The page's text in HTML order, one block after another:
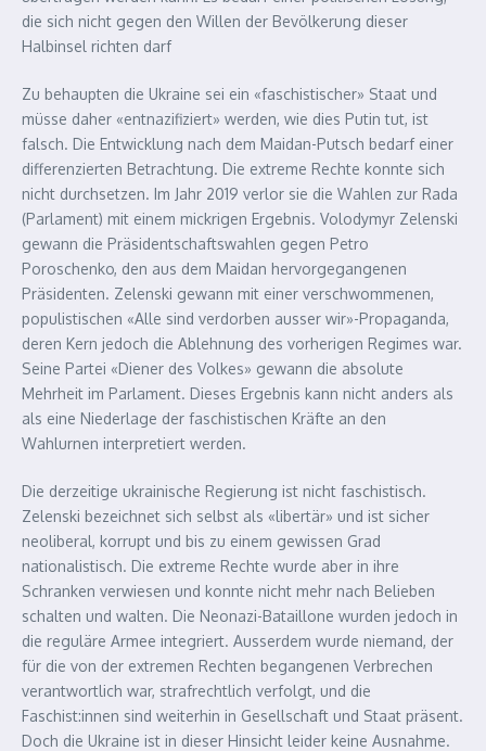
die sich nicht gegen den Willen der Bevölkerung dieser
Halbinsel richten darf
Zu behaupten die Ukraine sei ein «faschistischer» Staat und
müsse daher «entnazifiziert» werden, wie dies Putin tut, ist
falsch. Die Entwicklung nach dem Maidan-Putsch bedarf einer
differenzierten Betrachtung. Die extreme Rechte konnte sich
nicht durchsetzen. Im Jahr 2019 verlor sie die Wahlen zur Rada
(Parlament) mit einem mickrigen Ergebnis. Volodymyr Zelenski
gewann die Präsidentschaftswahlen gegen Petro
Poroschenko, den aus dem Maidan hervorgegangenen
Präsidenten. Zelenski gewann mit einer verschwommenen,
populistischen «Alle sind verdorben ausser wir»-Propaganda,
deren Kern jedoch die Ablehnung des vorherigen Regimes war.
Seine Partei «Diener des Volkes» gewann die absolute
Mehrheit im Parlament. Dieses Ergebnis kann nicht anders als
als eine Niederlage der faschistischen Kräfte an den
Wahlurnen interpretiert werden.
Die derzeitige ukrainische Regierung ist nicht faschistisch.
Zelenski bezeichnet sich selbst als «libertär» und ist sicher
neoliberal, korrupt und bis zu einem gewissen Grad
nationalistisch. Die extreme Rechte wurde aber in ihre
Schranken verwiesen und konnte nicht mehr nach Belieben
schalten und walten. Die Neonazi-Bataillone wurden jedoch in
die reguläre Armee integriert. Ausserdem wurde niemand, der
für die von der extremen Rechten begangenen Verbrechen
verantwortlich war, strafrechtlich verfolgt, und die
Faschist:innen sind weiterhin in Gesellschaft und Staat präsent.
Doch die Ukraine ist in dieser Hinsicht leider keine Ausnahme.